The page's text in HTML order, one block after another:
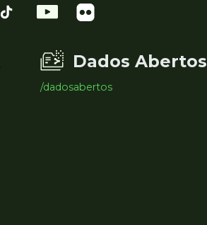
Dados Abertos
/dadosabertos